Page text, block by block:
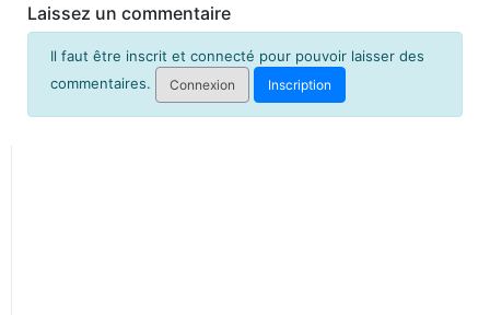
Laissez un commentaire
Il faut être inscrit et connecté pour pouvoir laisser des
commentaires.
Connexion Inscription